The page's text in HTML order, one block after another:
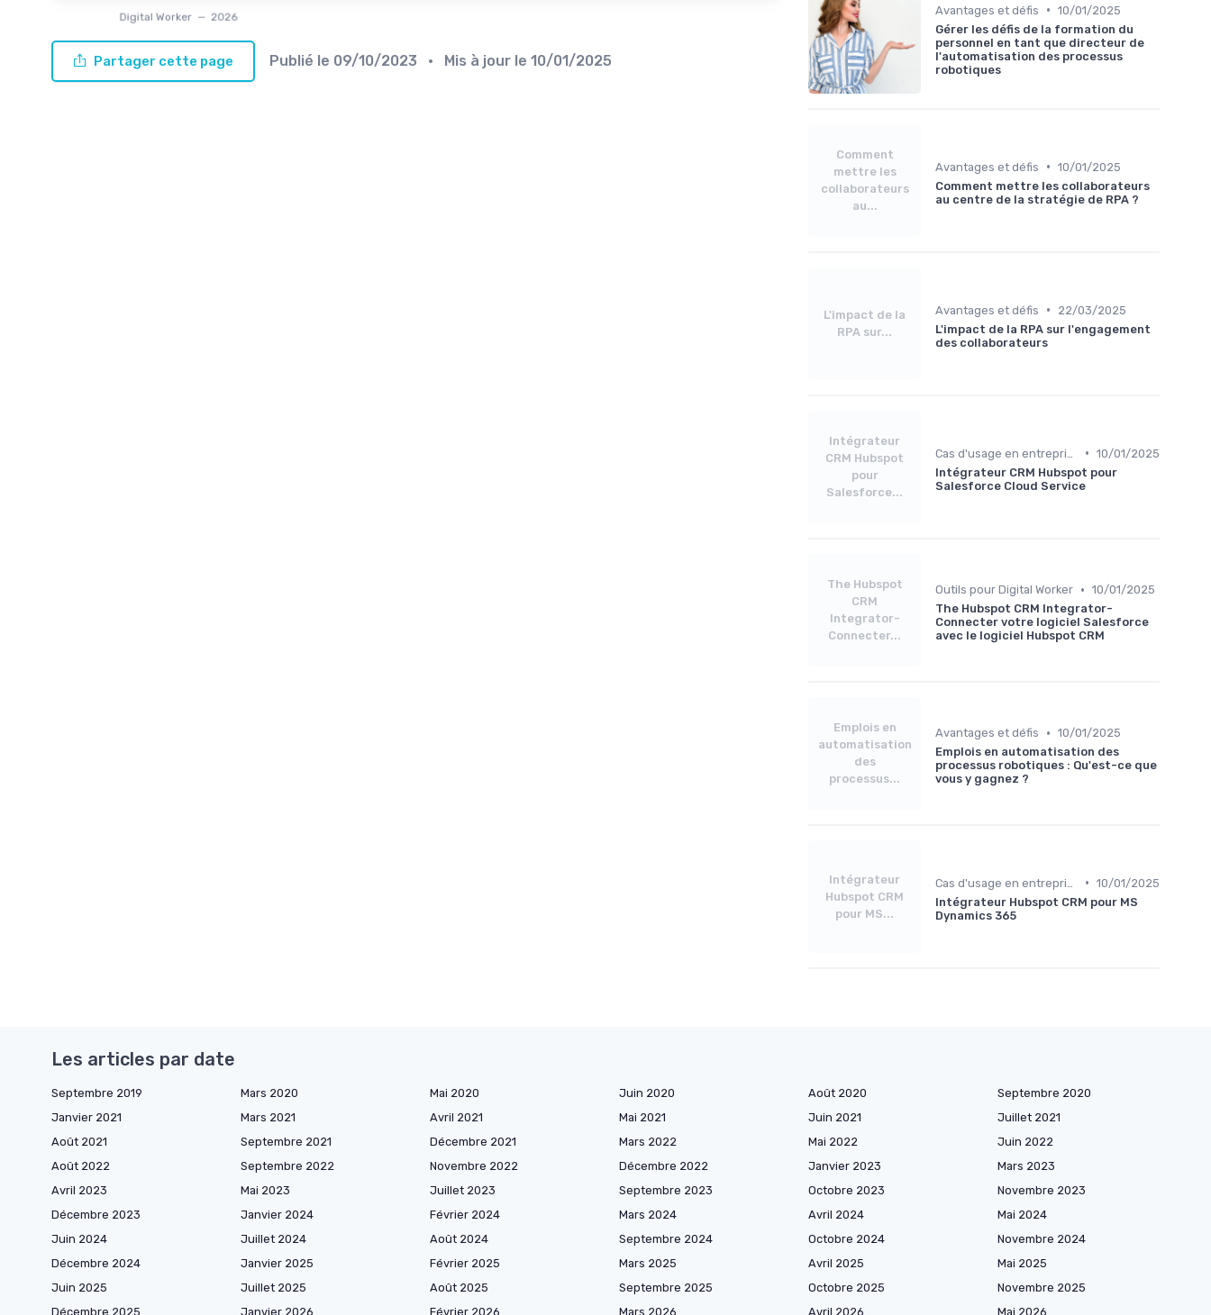
Digital Worker — 2026
Partager cette page Publié le 09/10/2023 • Mis à jour le 10/01/2025
Avantages et défis • 10/01/2025
Gérer les défis de la formation du
personnel en tant que directeur de
l'automatisation des processus
robotiques
Comment
mettre les
collaborateurs
au...
Avantages et défis • 10/01/2025
Comment mettre les collaborateurs
au centre de la stratégie de RPA ?
L'impact de la
RPA sur...
Avantages et défis •
22/03/2025
L'impact de la RPA sur l'engagement
des collaborateurs
Intégrateur
CRM Hubspot
pour
Salesforce...
• 10/01/2025
Intégrateur CRM Hubspot pour
Salesforce Cloud Service
The Hubspot
CRM
Integrator-
Connecter...
Outils pour Digital Worker • 10/01/2025
The Hubspot CRM Integrator-
Connecter votre logiciel Salesforce
avec le logiciel Hubspot CRM
Emplois en
automatisation
des
processus...
Avantages et défis • 10/01/2025
Emplois en automatisation des
processus robotiques : Qu'est-ce que
vous y gagnez ?
Intégrateur
Hubspot CRM
pour MS...
• 10/01/2025
Intégrateur Hubspot CRM pour MS
Dynamics 365
Les articles par date
Septembre 2019 Mars 2020 Mai 2020 Juin 2020 Août 2020
Septembre 2020
Janvier 2021
Mars 2021 Avril 2021 Mai 2021 Juin 2021
Juillet 2021
Août 2021
Septembre 2021 Décembre 2021 Mars 2022 Mai 2022
Juin 2022
Août 2022
Septembre 2022 Novembre 2022 Décembre 2022 Janvier 2023
Mars 2023
Avril 2023
Mai 2023 Juillet 2023 Septembre 2023 Octobre 2023
Novembre 2023
Décembre 2023
Janvier 2024 Février 2024 Mars 2024 Avril 2024
Mai 2024
Juin 2024
Juillet 2024 Août 2024 Septembre 2024 Octobre 2024
Novembre 2024
Décembre 2024
Janvier 2025 Février 2025 Mars 2025 Avril 2025
Mai 2025
Juin 2025
Juillet 2025 Août 2025 Septembre 2025 Octobre 2025
Novembre 2025
Décembre 2025
Janvier 2026 Février 2026 Mars 2026 Avril 2026 Mai 2026